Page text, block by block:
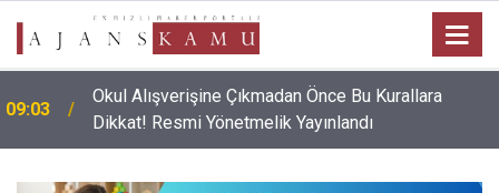
09:03
Okul Alışverişine Çıkmadan Önce Bu Kurallara
Dikkat! Resmi Yönetmelik Yayınlandı